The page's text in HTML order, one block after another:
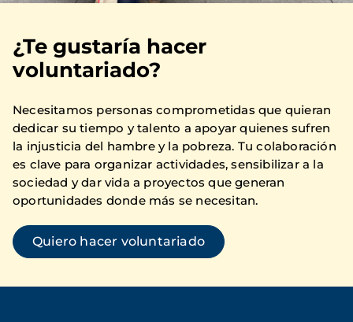
¿Te gustaría hacer
voluntariado?
Necesitamos personas comprometidas que quieran
dedicar su tiempo y talento a apoyar quienes sufren
la injusticia del hambre y la pobreza. Tu colaboración
es clave para organizar actividades, sensibilizar a la
sociedad y dar vida a proyectos que generan
oportunidades donde más se necesitan.
Quiero hacer voluntariado